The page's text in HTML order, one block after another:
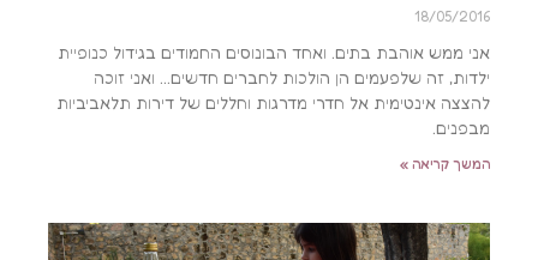
18/05/2016
אני ממש אוהבת בתים. ואחד הבונוסים החמודים בגידול כנופיית
ילדות, זה שלפעמים הן הולכות לחברים חדשים… ואני זוכה
להצצה אינטימית אל חדרי מדרגות וחללים של דירות תלאביביות
מבפנים.
המשך קריאה »